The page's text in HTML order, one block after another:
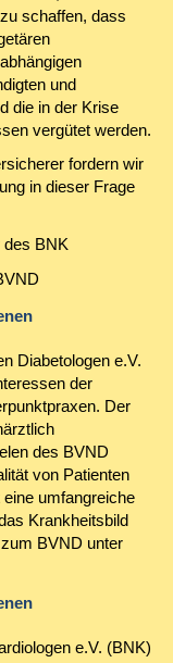
schaffen, dass
und
die in der Krise
vergütet werden.
fordern wir
in dieser Frage
des BNK
Diabetologen e.V.
der
Der
des BVND
von Patienten
umfangreiche
Krankheitsbild
BVND unter
e.V. (BNK)